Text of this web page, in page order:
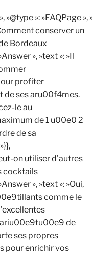
»: »FAQPage »,
conserver un
Bordeaux
», »text »: »Il
profiter
de ses aru00f4mes.
le au
de 1 u00e0 2
de sa
on utiliser d’autres
cocktails
», »text »: »Oui,
comme le
de
ses propres
pour enrichir vos